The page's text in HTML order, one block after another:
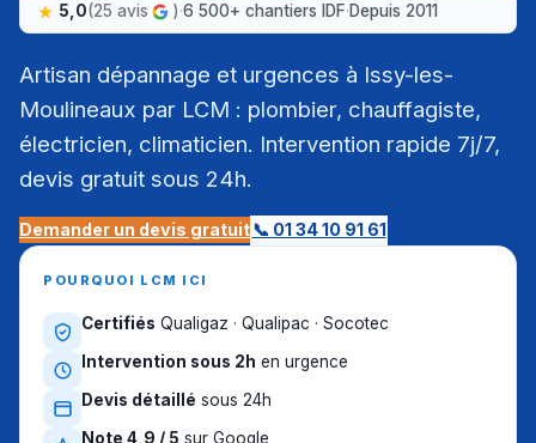
5,0(25 avis )·6 500+ chantiers IDF·Depuis 2011
Artisan dépannage et urgences à Issy-les-
Moulineaux par LCM : plombier, chauffagiste,
électricien, climaticien. Intervention rapide 7j/7,
devis gratuit sous 24h.
Demander un devis gratuit📞 01 34 10 91 61
POURQUOI LCM ICI
Certifiés Qualigaz · Qualipac · Socotec
Intervention sous 2h en urgence
Devis détaillé sous 24h
Note 4,9 / 5 sur Google